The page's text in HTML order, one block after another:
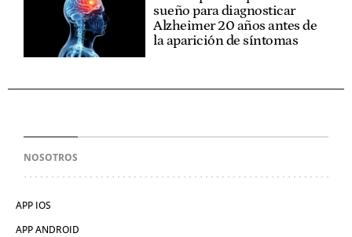
sueño para diagnosticar
Alzheimer 20 años antes de
la aparición de síntomas
NOSOTROS
APP IOS
APP ANDROID